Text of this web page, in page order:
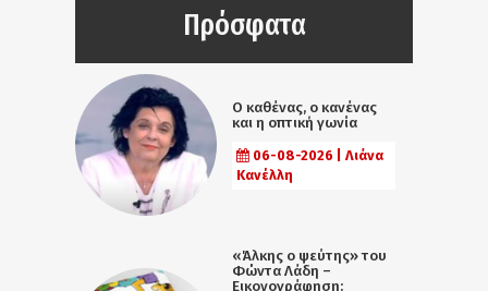
Πρόσφατα
Ο καθένας, ο κανένας
και η οπτική γωνία
06-08-2026 | Λιάνα
Κανέλλη
«Άλκης ο ψεύτης» του
Φώντα Λάδη –
Εικονογράφηση: